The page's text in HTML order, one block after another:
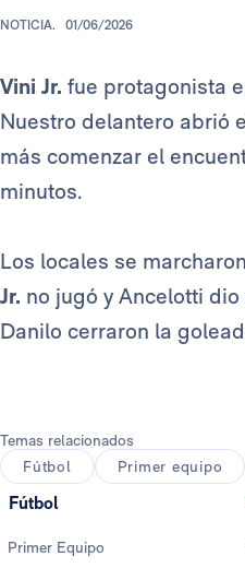
NOTICIA. 01/06/2026
Vini Jr. fue protagonista
Nuestro delantero abrió
más comenzar el
minutos.
Los locales se
Jr. no jugó y Ancelotti
Danilo cerraron la
Temas relacionados
Fútbol
Primer equipo
Fútbol
Primer Equipo